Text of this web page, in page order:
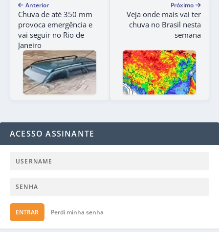
Anterior
Chuva de até 350 mm
provoca emergência e
vai seguir no Rio de
Janeiro
Próximo
Veja onde mais vai ter
chuva no Brasil nesta
semana
ACESSO ASSINANTE
ENTRAR Perdi minha senha